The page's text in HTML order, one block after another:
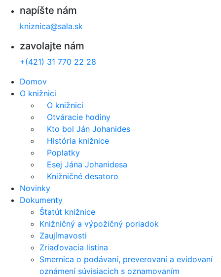
napíšte nám
kniznica@sala.sk
zavolajte nám
+(421) 31 770 22 28
Domov
O knižnici
O knižnici
Otváracie hodiny
Kto bol Ján Johanides
História knižnice
Poplatky
Esej Jána Johanidesa
Knižničné desatoro
Novinky
Dokumenty
Štatút knižnice
Knižničný a výpožičný poriadok
Zaujímavosti
Zriaďovacia listina
Smernica o podávaní, preverovaní a evidovaní
oznámení súvisiacich s oznamovaním